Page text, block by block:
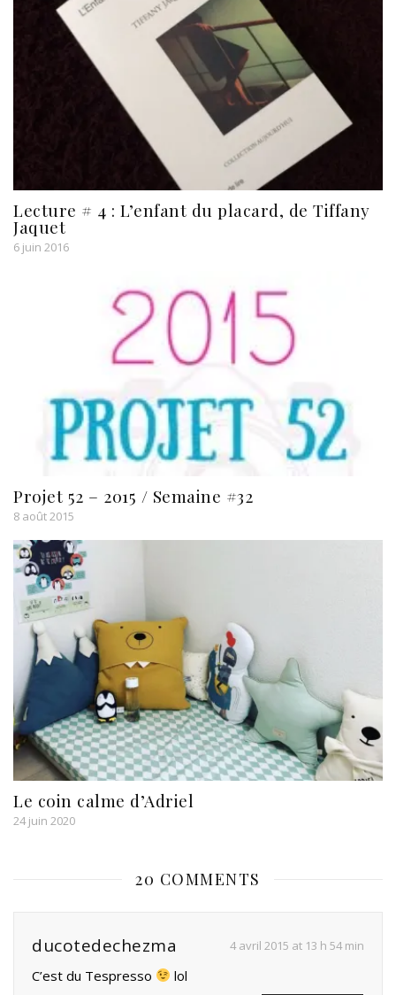
Lecture # 4 : L’enfant du placard, de Tiffany
Jaquet
6 juin 2016
Projet 52 – 2015 / Semaine #32
8 août 2015
Le coin calme d’Adriel
24 juin 2020
20 COMMENTS
ducotedechezma 4 avril 2015 at 13 h 54 min
C’est du Tespresso lol